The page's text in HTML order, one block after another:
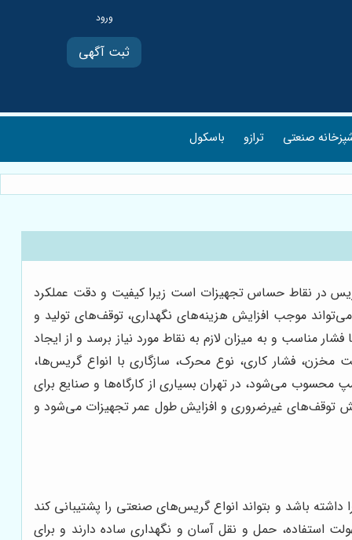
ثبت آگهی
صنعتی ترازو باسکول
در نقاط حساس تجهیزات است زیرا کیفیت و دقت عملکرد
می‌تواند موجب افزایش هزینه‌های نگهداری، توقف‌های تولید و
مناسب و به میزان لازم به نقاط مورد نیاز برسد و از ایجاد
فشار کاری، نوع محرک، سازگاری با انواع گریس‌ها،
محسوب می‌شود، در تهران بسیاری از کارگاه‌ها و صنایع برای
توقف‌های غیرضروری و افزایش طول عمر تجهیزات می‌شود و
باشد و بتواند انواع گریس‌های صنعتی را پشتیبانی کند
استفاده، حمل و نقل آسان و نگهداری ساده دارند و برای